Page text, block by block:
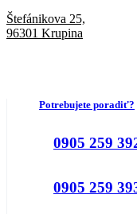
Štefánikova 25,
96301 Krupina
Potrebujete poradiť?
0905 259
0905 259